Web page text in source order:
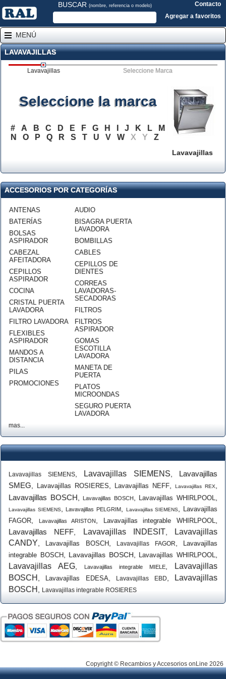
BUSCAR (nombre, referencia o modelo)
Contacto
Agregar a favoritos
MENÚ
LAVAVAJILLAS
Lavavajillas Seleccione Marca
Lavavajillas
Seleccione la marca
# A B C D E F G H J K L
M
N
O P Q R S T U V W X Y Z
ACCESORIOS POR CATEGORÍAS
ANTENAS
BATERÍAS
BOLSAS
ASPIRADOR
CABEZAL
AFEITADORA
CEPILLOS
ASPIRADOR
COCINA
CRISTAL PUERTA
LAVADORA
FILTRO LAVADORA
FLEXIBLES
ASPIRADOR
MANDOS A
DISTANCIA
PILAS
PROMOCIONES
AUDIO
BISAGRA PUERTA
LAVADORA
BOMBILLAS
CABLES
CEPILLOS DE
DIENTES
CORREAS
LAVADORAS-
SECADORAS
FILTROS
FILTROS
ASPIRADOR
GOMAS
ESCOTILLA
LAVADORA
MANETA DE
PUERTA
PLATOS
MICROONDAS
SEGURO PUERTA
LAVADORA
mas...
Lavavajillas SIEMENS, Lavavajillas SIEMENS
Lavavajillas
SMEG
Lavavajillas ROSIERES Lavavajillas NEFF Lavavajillas REX
Lavavajillas BOSCH ,Lavavajillas BOSCH Lavavajillas WHIRLPOOL
Lavavajillas SIEMENS,Lavavajillas PELGRIM Lavavajillas SIEMENS
Lavavajillas
FAGOR
Lavavajillas ARISTON Lavavajillas integrable WHIRLPOOL
Lavavajillas NEFF Lavavajillas INDESIT,
Lavavajillas
CANDY
Lavavajillas BOSCH, Lavavajillas FAGOR
Lavavajillas
integrable BOSCH, Lavavajillas BOSCH Lavavajillas WHIRLPOOL
Lavavajillas AEG Lavavajillas integrable MIELE
Lavavajillas
BOSCH
Lavavajillas EDESA, Lavavajillas EBD,
Lavavajillas
BOSCH
Lavavajillas integrable ROSIERES
Copyright © Recambios y Accesorios onLine 2026